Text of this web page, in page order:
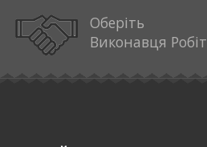
Оберіть
Виконавця Робіт